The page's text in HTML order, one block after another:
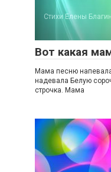
Стихи Елены
Вот какая
Мама песню
надевала Белую
строчка. Мама